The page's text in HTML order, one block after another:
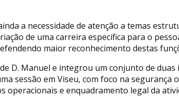
a necessidade de atenção a temas
de uma carreira específica para o
maior reconhecimento destas
D. Manuel e integrou um conjunto de
sessão em Viseu, com foco na segurança
e enquadramento legal da